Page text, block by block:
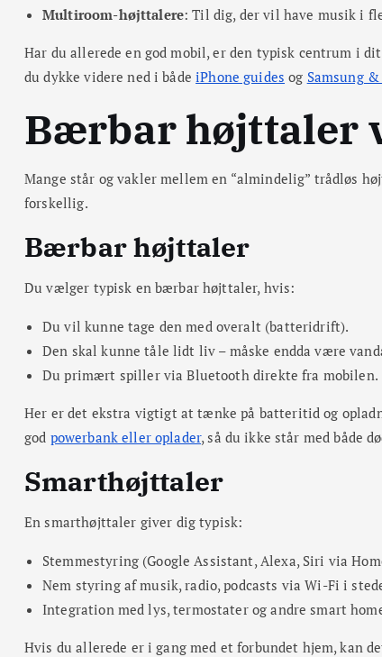
Multiroom-højttalere: Til dig, der vil have musik i
Har du allerede en god mobil, er den typisk centrum i
du dykke videre ned i bådeiPhone guides og Samsung
Bærbar højttaler
Mange står og vakler mellem en “almindelig” trådløs
forskellig.
Bærbar højttaler
Du vælger typisk en bærbar højttaler, hvis:
Du vil kunne tage den med overalt (batteridrift).
Den skal kunne tåle lidt liv – måske endda være
Du primært spiller via Bluetooth direkte fra mobilen.
Her er det ekstra vigtigt at tænke på batteritid og
god powerbank eller oplader, så du ikke står med både
Smarthøjttaler
En smarthøjttaler giver dig typisk:
Stemmestyring (Google Assistant, Alexa, Siri via
Nem styring af musik, radio, podcasts via Wi-Fi i
Integration med lys, termostater og andre smart
Hvis du allerede er i gang med et forbundet hjem, kan